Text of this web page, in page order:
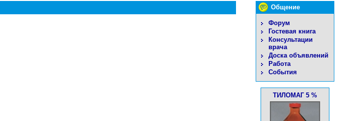
Общение
Форум
Гостевая книга
Консультации
врача
Доска объявлений
Работа
События
ТИЛОМАГ 5 %